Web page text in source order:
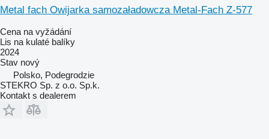
Metal fach Owijarka samozaładowcza Metal-Fach Z-577
Cena na vyžádání
Lis na kulaté balíky
2024
Stav nový
Polsko, Podegrodzie
STEKRO Sp. z o.o. Sp.k.
Kontakt s dealerem